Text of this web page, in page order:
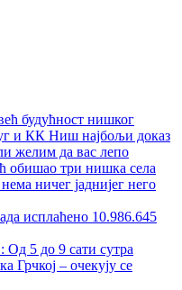
будућност нишког
и КК Ниш најбољи доказ
желим да вас лепо
обишао три нишка села
ничег јаднијег него
исплаћено 10.986.645
5 до 9 сати сутра
Грчкој – очекују се